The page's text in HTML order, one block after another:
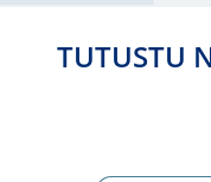
TUTUSTU